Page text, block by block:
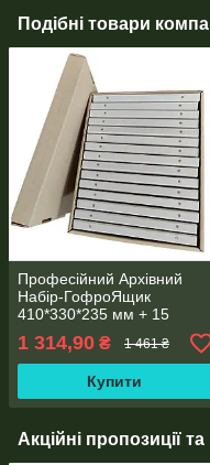
Подібні товари
Професійний Архівний
Набір-ГофроЯщик
410*330*235 мм + 15
формату А4 з клапаном
(корінець 20 мм)
1 314,90 ₴ 1 461 ₴
Купити
Акційні пропозиції